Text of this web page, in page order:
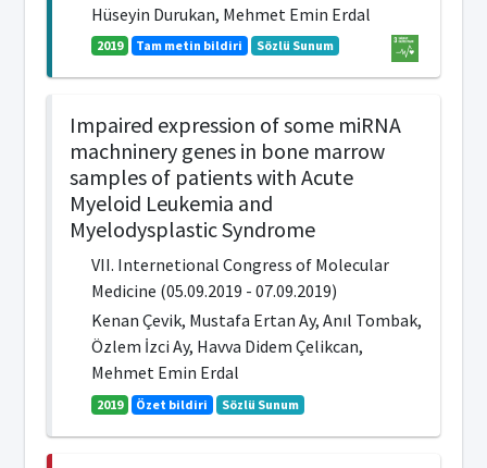
Hüseyin Durukan, Mehmet Emin Erdal
2019 Tam metin bildiri Sözlü Sunum
Impaired expression of some miRNA
machninery genes in bone marrow
samples of patients with Acute
Myeloid Leukemia and
Myelodysplastic Syndrome
VII. Internetional Congress of Molecular
Medicine (05.09.2019 - 07.09.2019)
Kenan Çevik, Mustafa Ertan Ay, Anıl Tombak,
Özlem İzci Ay, Havva Didem Çelikcan,
Mehmet Emin Erdal
2019 Özet bildiri Sözlü Sunum